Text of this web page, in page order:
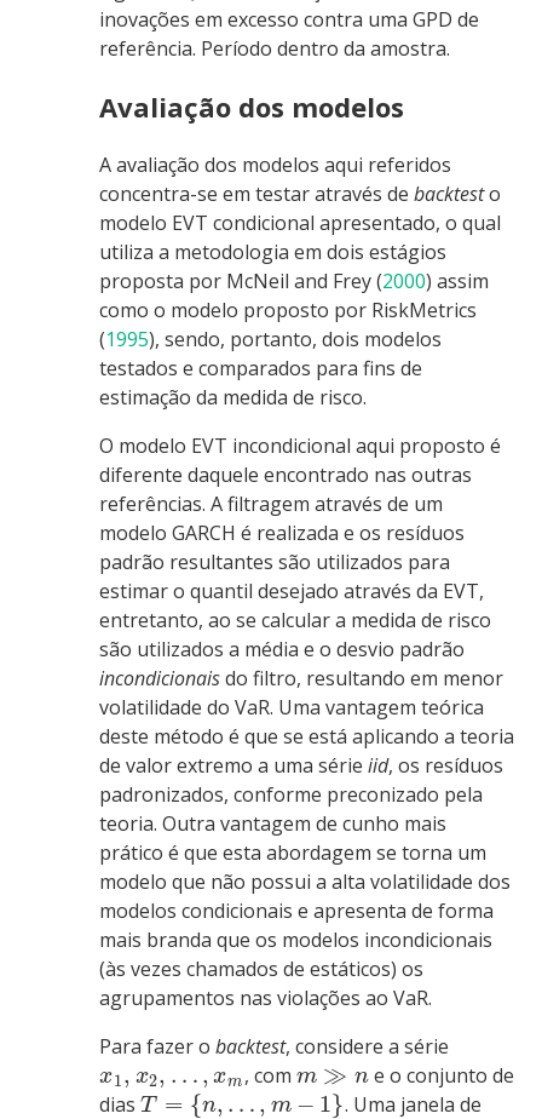
inovações em excesso contra uma GPD de
referência. Período dentro da amostra.
Avaliação dos modelos
A avaliação dos modelos aqui referidos
concentra-se em testar através debacktesto
modelo EVT condicional apresentado, o qual
utiliza a metodologia em dois estágios
proposta por McNeil and Frey (2000) assim
como o modelo proposto por RiskMetrics
(1995), sendo, portanto, dois modelos
testados e comparados para fins de
estimação da medida de risco.
O modelo EVT incondicional aqui proposto é
diferente daquele encontrado nas outras
referências. A filtragem através de um
modelo GARCH é realizada e os resíduos
padrão resultantes são utilizados para
estimar o quantil desejado através da EVT,
entretanto, ao se calcular a medida de risco
são utilizados a média e o desvio padrão
incondicionaisdo filtro, resultando em menor
volatilidade do VaR. Uma vantagem teórica
deste método é que se está aplicando a teoria
de valor extremo a uma sérieiid, os resíduos
padronizados, conforme preconizado pela
teoria. Outra vantagem de cunho mais
prático é que esta abordagem se torna um
modelo que não possui a alta volatilidade dos
modelos condicionais e apresenta de forma
mais branda que os modelos incondicionais
(às vezes chamados de estáticos) os
agrupamentos nas violações ao VaR.
Para fazer obacktest, considere a série
x1, x2, … , xm , com m ≫ n e o conjunto de
diasT = {n, … , m − 1}. Uma janela de